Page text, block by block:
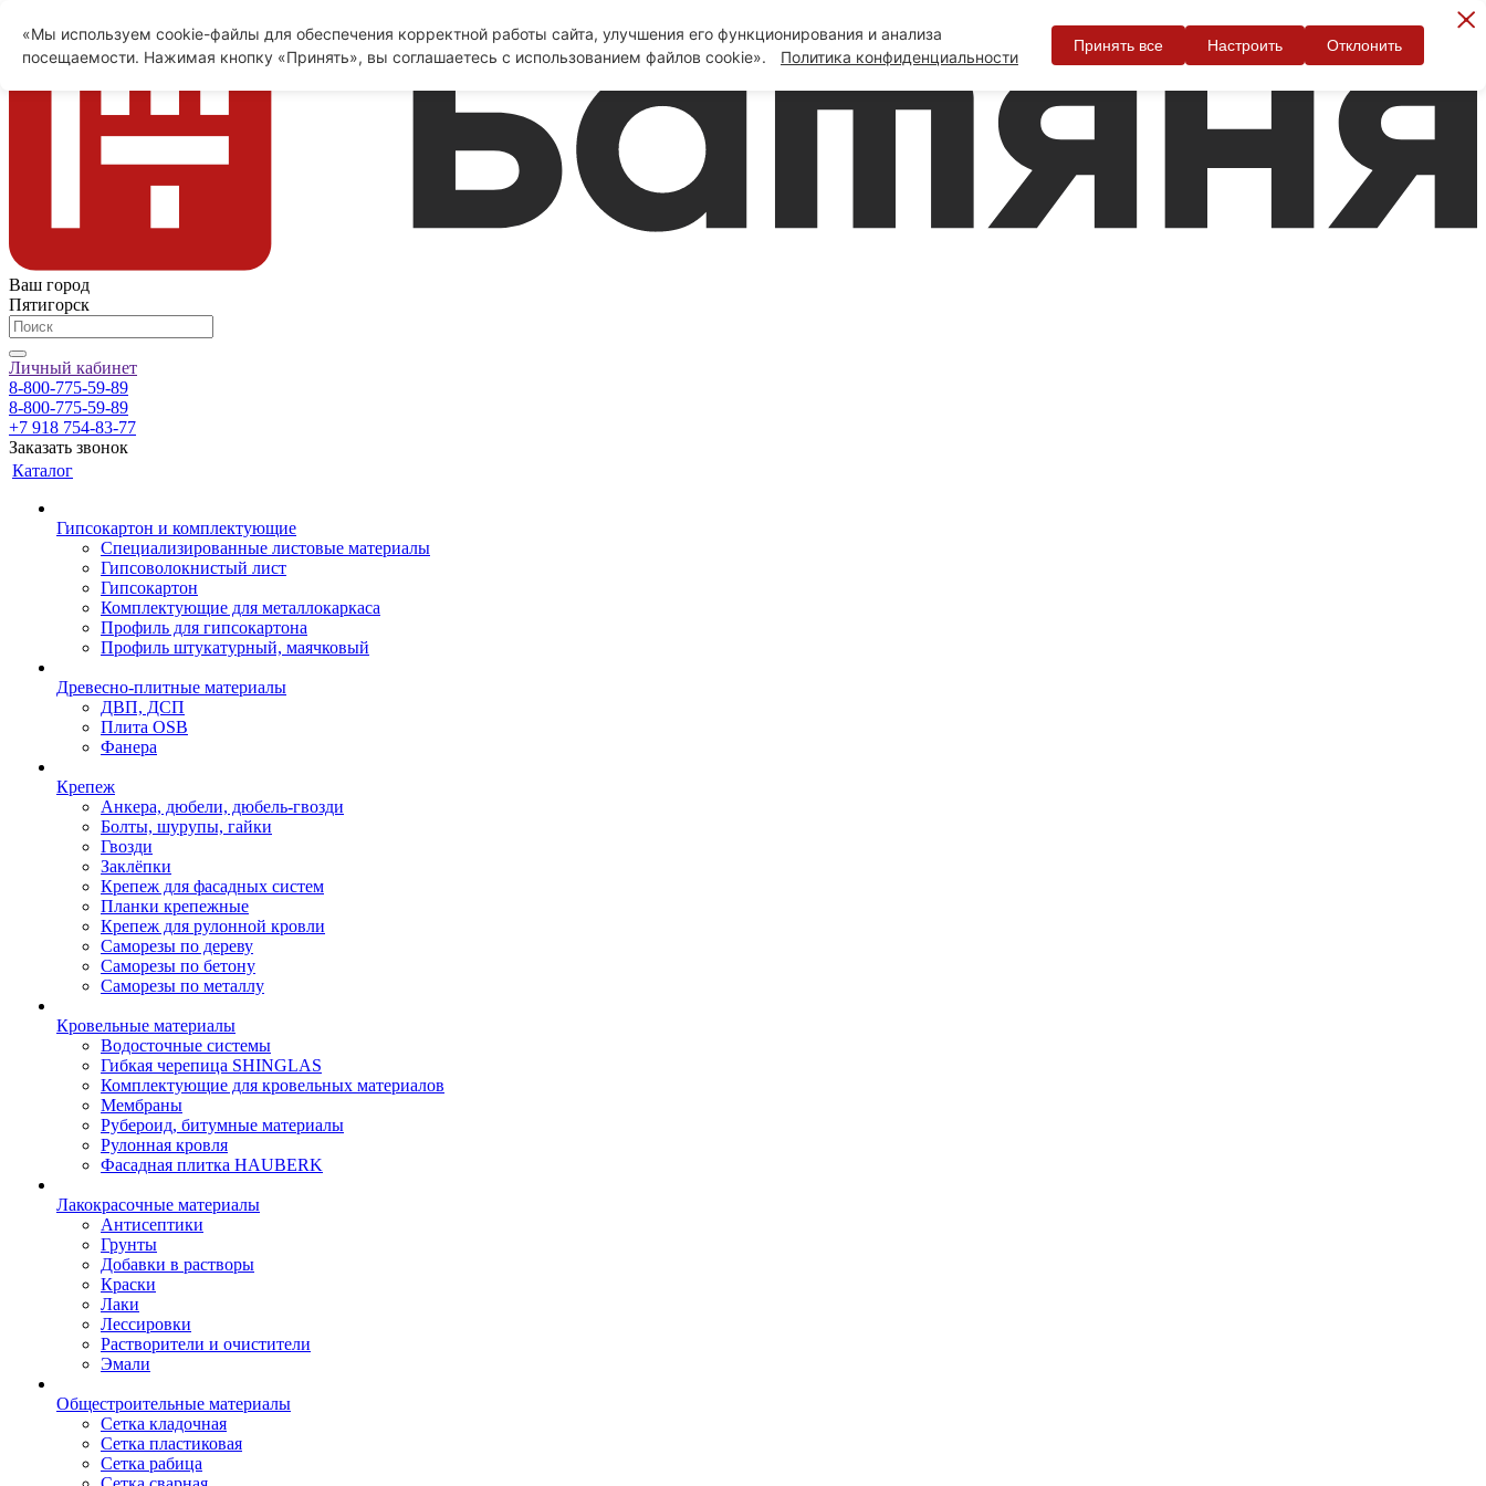
Ваш город
Пятигорск
Личный кабинет
8-800-775-59-89
8-800-775-59-89
+7 918 754-83-77
Заказать звонок
Каталог
Гипсокартон и комплектующие
Специализированные листовые материалы
Гипсоволокнистый лист
Гипсокартон
Комплектующие для металлокаркаса
Профиль для гипсокартона
Профиль штукатурный, маячковый
Древесно-плитные материалы
ДВП, ДСП
Плита OSB
Фанера
Крепеж
Анкера, дюбели, дюбель-гвозди
Болты, шурупы, гайки
Гвозди
Заклёпки
Крепеж для фасадных систем
Планки крепежные
Крепеж для рулонной кровли
Саморезы по дереву
Саморезы по бетону
Саморезы по металлу
Кровельные материалы
Водосточные системы
Гибкая черепица SHINGLAS
Комплектующие для кровельных материалов
Мембраны
Рубероид, битумные материалы
Рулонная кровля
Фасадная плитка HAUBERK
Лакокрасочные материалы
Антисептики
Грунты
Добавки в растворы
Краски
Лаки
Лессировки
Растворители и очистители
Эмали
Общестроительные материалы
Сетка кладочная
Сетка пластиковая
Сетка рабица
«Мы используем cookie-файлы для обеспечения корректной работы сайта, улучшения его функционирования и анализа
посещаемости. Нажимая кнопку «Принять», вы соглашаетесь с использованием файлов cookie».
Политика конфиденциальности
Принять все Настроить Отклонить